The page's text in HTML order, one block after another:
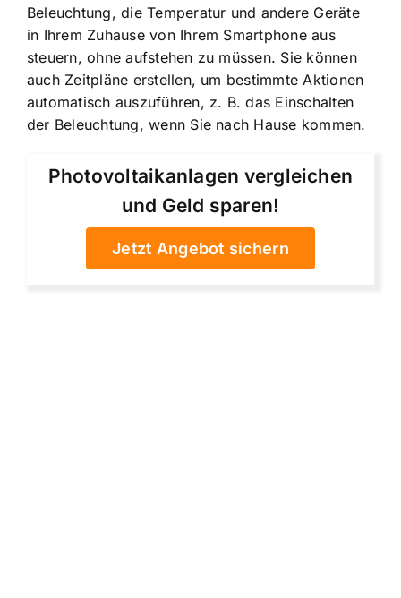
Beleuchtung, die Temperatur und andere Geräte
in Ihrem Zuhause von Ihrem Smartphone aus
steuern, ohne aufstehen zu müssen. Sie können
auch Zeitpläne erstellen, um bestimmte Aktionen
automatisch auszuführen, z. B. das Einschalten
der Beleuchtung, wenn Sie nach Hause kommen.
Photovoltaikanlagen vergleichen
und Geld sparen!
Jetzt Angebot sichern